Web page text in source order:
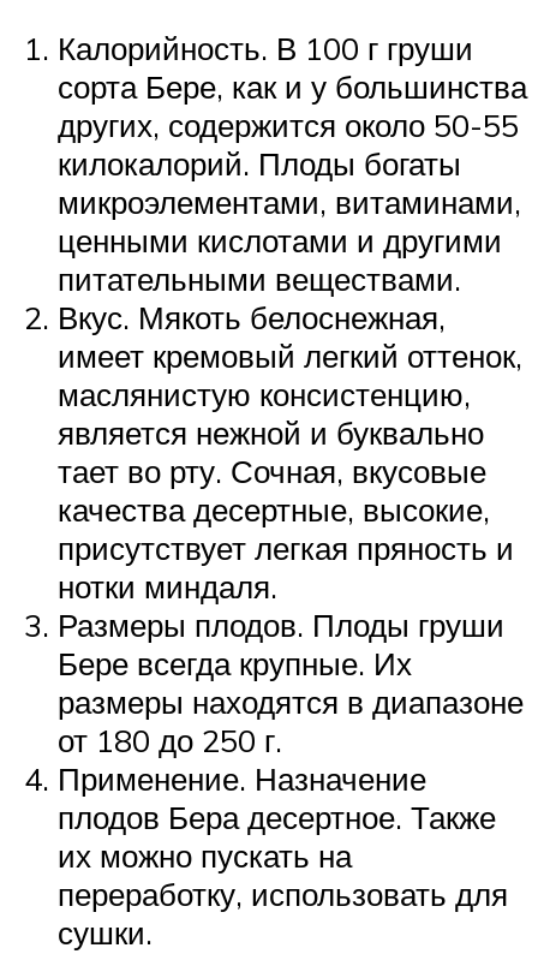
Калорийность. В 100 г груши
сорта Бере, как и у большинства
других, содержится около 50-55
килокалорий. Плоды богаты
микроэлементами, витаминами,
ценными кислотами и другими
питательными веществами.
Вкус. Мякоть белоснежная,
имеет кремовый легкий оттенок,
маслянистую консистенцию,
является нежной и буквально
тает во рту. Сочная, вкусовые
качества десертные, высокие,
присутствует легкая пряность и
нотки миндаля.
Размеры плодов. Плоды груши
Бере всегда крупные. Их
размеры находятся в диапазоне
от 180 до 250 г.
Применение. Назначение
плодов Бера десертное. Также
их можно пускать на
переработку, использовать для
сушки.